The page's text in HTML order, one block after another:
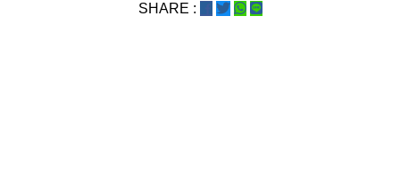
SHARE :